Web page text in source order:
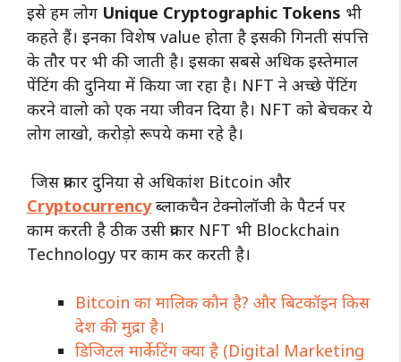
इसे हम लोग Unique Cryptographic Tokens भी
कहते हैं। इनका विशेष value होता है इसकी गिनती संपत्ति
के तौर पर भी की जाती है। इसका सबसे अधिक इस्तेमाल
पेंटिंग की दुनिया में किया जा रहा है। NFT ने अच्छे पेंटिंग
करने वालो को एक नया जीवन दिया है। NFT को बेचकर ये
लोग लाखो, करोड़ो रूपये कमा रहे है।
जिस प्रकार दुनिया से अधिकांश Bitcoin और
Cryptocurrencyब्लाकचैन टेक्नोलॉजी के पैटर्न पर
काम करती है ठीक उसी प्रकार NFT भी Blockchain
Technology पर काम कर करती है।
Bitcoin का मालिक कौन है? और बिटकॉइन किस
देश की मुद्रा है।
डिजिटल मार्केटिंग क्या है (Digital Marketing